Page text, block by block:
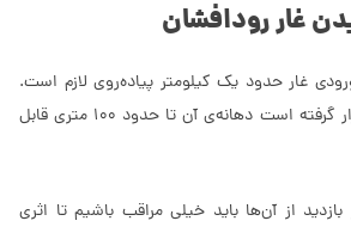
غار رودافشان
غار حدود یک کیلومتر پیاده‌روی لازم است.
چون این غار در گودی قرار گرفته است دهانه‌ی آن تا حدود 100 متری قابل
از آن‌ها باید خیلی مراقب باشیم تا اثری